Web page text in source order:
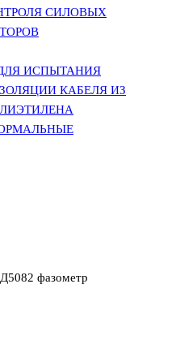
СИЛОВЫХ
ИСПЫТАНИЯ
КАБЕЛЯ ИЗ
Д5082 фазометр